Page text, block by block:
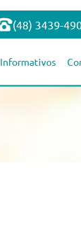
(48) 3439-
Informativos